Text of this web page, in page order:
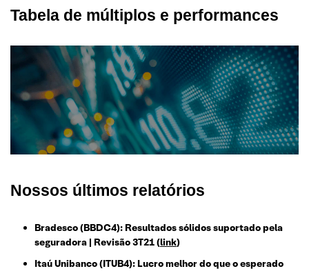
Tabela de múltiplos e performances
Nossos últimos relatórios
Bradesco (BBDC4): Resultados sólidos suportado pela
seguradora | Revisão 3T21(link)
Itaú Unibanco (ITUB4): Lucro melhor do que o esperado